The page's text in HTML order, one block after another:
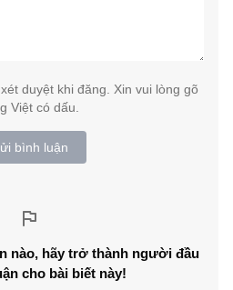
duyệt khi đăng. Xin vui lòng gõ
Việt có dấu.
bình luận
nào, hãy trở thành người đầu
cho bài biết này!